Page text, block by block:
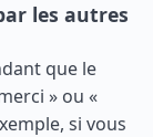
les autres
que le
» ou «
si vous